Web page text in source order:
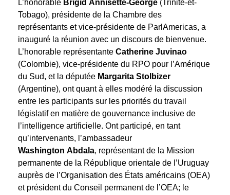
L’honorable Brigid Annisette-George (Trinité-et-
Tobago), présidente de la Chambre des
représentants et vice-présidente de ParlAmericas, a
inauguré la réunion avec un discours de bienvenue.
L’honorable représentante Catherine Juvinao
(Colombie), vice-présidente du RPO pour l’Amérique
du Sud, et la députée Margarita Stolbizer
(Argentine), ont quant à elles modéré la discussion
entre les participants sur les priorités du travail
législatif en matière de gouvernance inclusive de
l’intelligence artificielle. Ont participé, en tant
qu’intervenants, l’ambassadeur
Washington Abdala, représentant de la Mission
permanente de la République orientale de l’Uruguay
auprès de l’Organisation des États américains (OEA)
et président du Conseil permanent de l’OEA; le